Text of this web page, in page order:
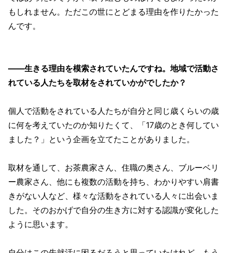
もしれません。ただこの世にとどまる理由を作りたかった
んです。
——生きる理由を模索されていたんですね。地域で活動さ
れている人たちを取材をされていかがでしたか？
個人で活動をされている人たちが自分と同じ歳くらいの歳
に何を考えていたのか知りたくて、「17歳のとき何してい
ました？」という企画を立てたことがありました。
取材を通して、お茶農家さん、住職の奥さん、ブルーベリ
ー農家さん、他にも複数の活動を持ち、わかりやすい肩書
きがない人など、様々な活動をされている人々に出会いま
した。そのおかげで自分の生き方に対する認識が変化した
ように思います。